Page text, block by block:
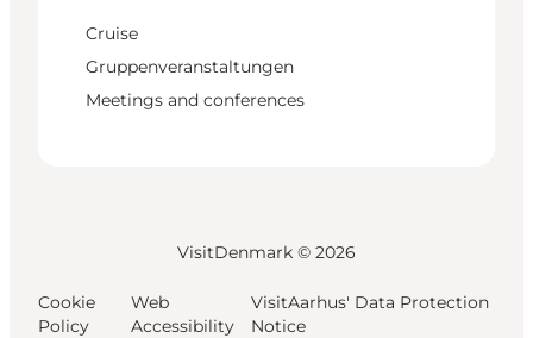
Cruise
Gruppenveranstaltungen
Meetings and conferences
VisitDenmark © 2026
Cookie
Policy
Web
Accessibility
VisitAarhus' Data Protection
Notice